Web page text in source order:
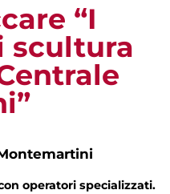
“I
scultura
operatori specializzati.